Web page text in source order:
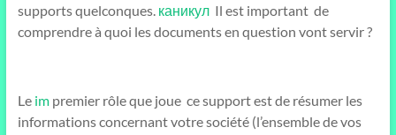
supports quelconques. каникулIl est important de
comprendre à quoi les documents en question vont servir ?
Le impremier rôle que joue ce support est de résumer les
informations concernant votre société (l’ensemble de vos